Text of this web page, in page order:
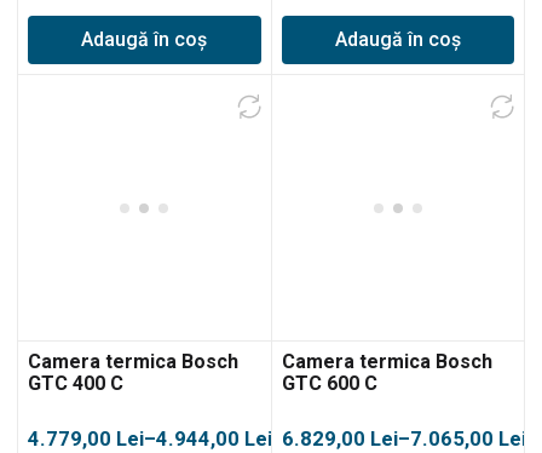
Adaugă în coș Adaugă în coș
Camera termica Bosch
GTC 400 C
4.779,00 Lei–4.944,00 Lei
Interval
Camera termica Bosch
GTC 600 C
6.829,00 Lei–7.065,00 Lei
Interval